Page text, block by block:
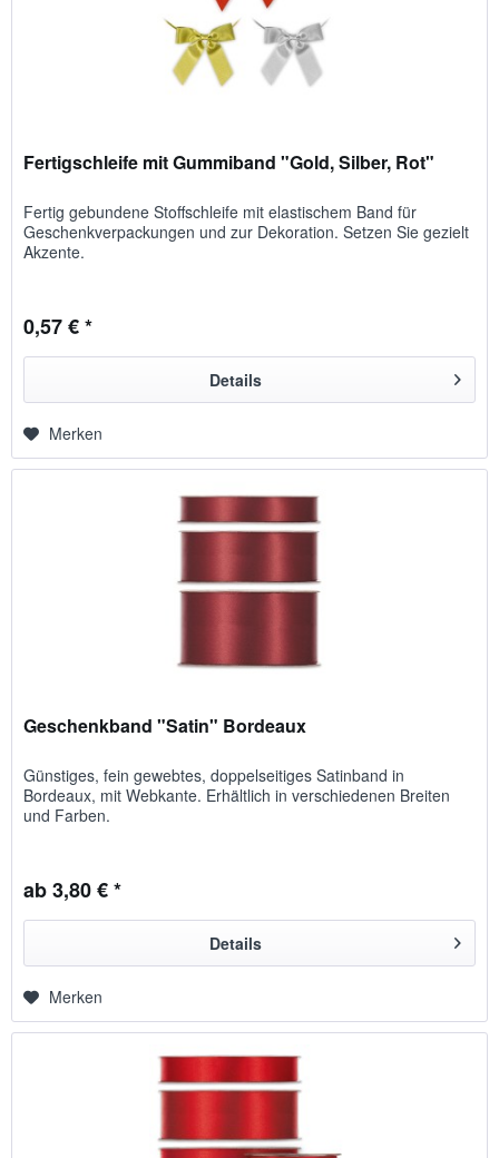
Fertigschleife mit Gummiband "Gold, Silber, Rot"
Fertig gebundene Stoff­schleife mit elasti­schem Band für
Geschenk­verpackungen und zur Dekoration. Setzen Sie ge­zielt
Ak­zente.
0,57 € *
Details
Merken
Geschenkband "Satin" Bordeaux
Günstiges, fein gewebtes, doppelseitiges Satinband in
Bordeaux, mit Webkante. Erhältlich in verschiedenen Breiten
und Farben.
ab 3,80 € *
Details
Merken